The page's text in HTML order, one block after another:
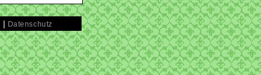
| Datenschutz